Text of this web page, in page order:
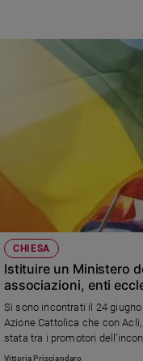
Contatti
Registrati
Redazione
Social
CHIESA
Istituire un Ministero
associazioni, enti
Si sono incontrati il 24
Azione Cattolica che con
stata tra i promotori
profezia e l’amara
Vittoria Prisciandaro